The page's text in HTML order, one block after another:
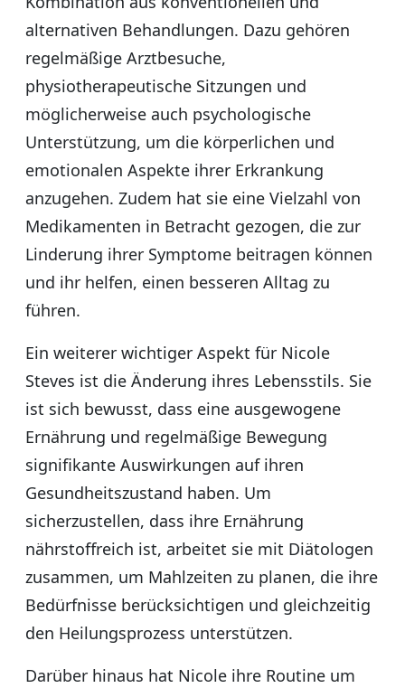
alternativen Behandlungen. Dazu gehören
regelmäßige Arztbesuche,
physiotherapeutische Sitzungen und
möglicherweise auch psychologische
Unterstützung, um die körperlichen und
emotionalen Aspekte ihrer Erkrankung
anzugehen. Zudem hat sie eine Vielzahl von
Medikamenten in Betracht gezogen, die zur
Linderung ihrer Symptome beitragen können
und ihr helfen, einen besseren Alltag zu
führen.
Ein weiterer wichtiger Aspekt für Nicole
Steves ist die Änderung ihres Lebensstils. Sie
ist sich bewusst, dass eine ausgewogene
Ernährung und regelmäßige Bewegung
signifikante Auswirkungen auf ihren
Gesundheitszustand haben. Um
sicherzustellen, dass ihre Ernährung
nährstoffreich ist, arbeitet sie mit Diätologen
zusammen, um Mahlzeiten zu planen, die ihre
Bedürfnisse berücksichtigen und gleichzeitig
den Heilungsprozess unterstützen.
Darüber hinaus hat Nicole ihre Routine um